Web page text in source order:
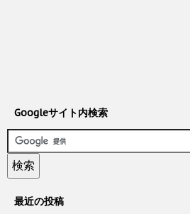
Googleサイト内検索
最近の投稿